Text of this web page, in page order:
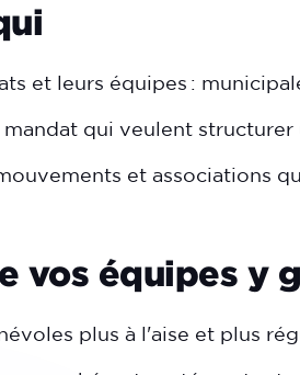
et leurs équipes :
mandat qui veulent
et associations
vos équipes y
plus à l'aise et plus